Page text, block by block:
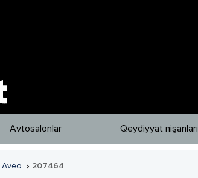
Avtosalonlar Qeydiyyat nişanları
Aveo  207464